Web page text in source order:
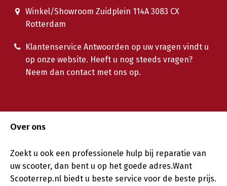
Winkel/Showroom Zuidplein 114A 3083 CX
Rotterdam
Klantenservice Antwoorden op uw vragen vindt u
op onze website. Heeft u nog steeds vragen?
Neem dan contact met ons op.
Over ons
Zoekt u ook een professionele hulp bij reparatie van
uw scooter, dan bent u op het goede adres.Want
Scooterrep.nl biedt u beste service voor de beste prijs.